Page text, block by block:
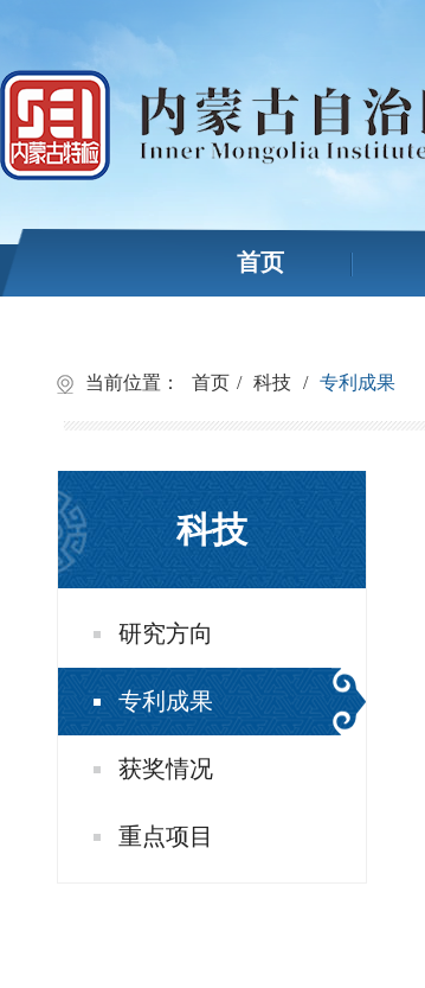
首页
当前位置： 首页 / 科技 / 专利成果
科技
研究方向
专利成果
获奖情况
重点项目